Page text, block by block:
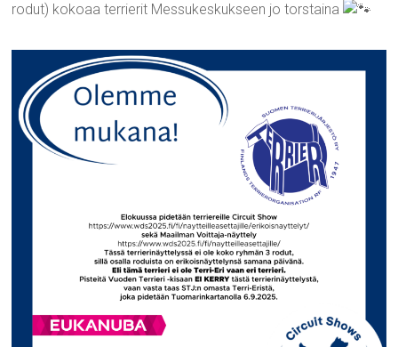
rodut) kokoaa terrierit Messukeskukseen jo torstaina